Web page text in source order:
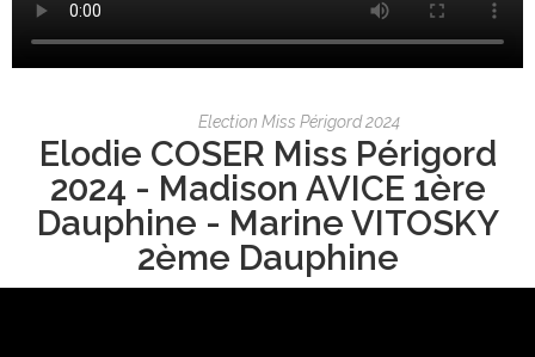
Election Miss Périgord 2024
Elodie COSER Miss Périgord
2024 - Madison AVICE 1ère
Dauphine - Marine VITOSKY
2ème Dauphine